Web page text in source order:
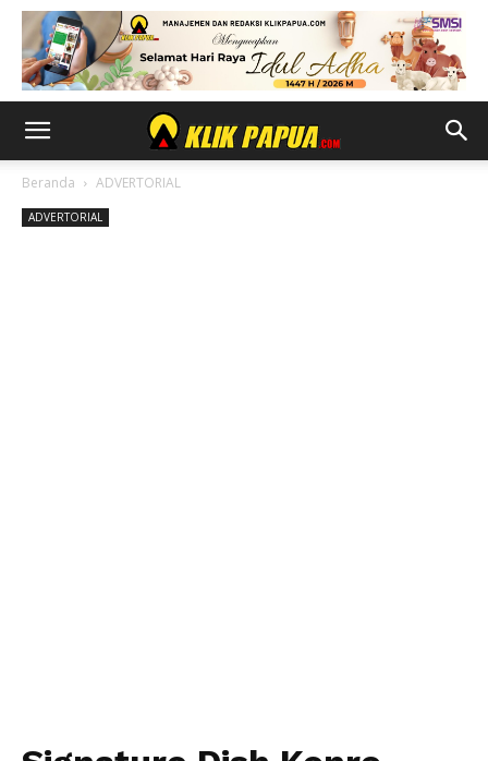
Beranda ADVERTORIAL
ADVERTORIAL